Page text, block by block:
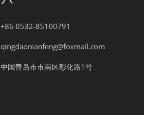
+86 0532-85100791
qingdaonianfeng@foxmail.com
中国青岛市市南区彰化路1号